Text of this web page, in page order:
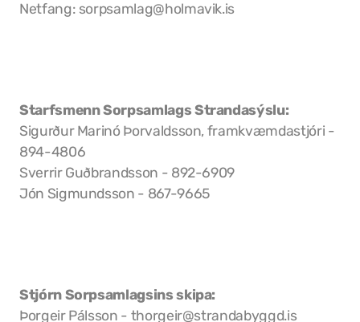
Netfang: sorpsamlag@holmavik.is
Starfsmenn Sorpsamlags Strandasýslu:
Sigurður Marinó Þorvaldsson, framkvæmdastjóri -
894-4806
Sverrir Guðbrandsson - 892-6909
Jón Sigmundsson - 867-9665
Stjórn Sorpsamlagsins skipa:
Þorgeir Pálsson - thorgeir@strandabyggd.is